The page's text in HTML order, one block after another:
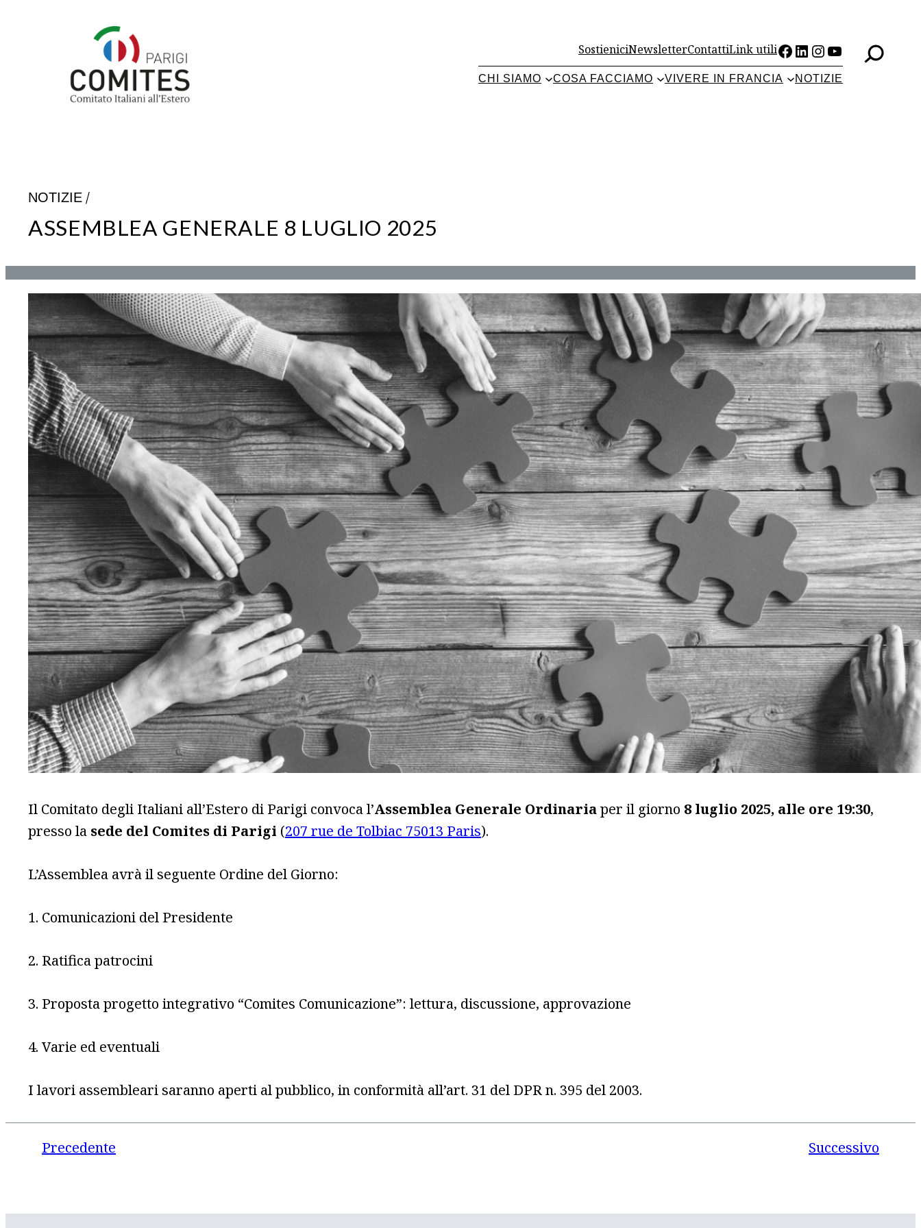
SostieniciNewsletterContattiLink utiliFacebook
LinkedIn
Instagram
YouTube
CHI SIAMO COSA FACCIAMO VIVERE IN FRANCIA NOTIZIE
NOTIZIE /
ASSEMBLEA GENERALE 8 LUGLIO 2025
Il Comitato degli Italiani all’Estero di Parigi convoca l’Assemblea Generale Ordinariaper il giorno 8 luglio 2025, alle ore 19:30,
presso la sede del Comites di Parigi (207 rue de Tolbiac 75013 Paris).
L’Assemblea avrà il seguente Ordine del Giorno:
1. Comunicazioni del Presidente
2. Ratifica patrocini
3. Proposta progetto integrativo “Comites Comunicazione”: lettura, discussione, approvazione
4. Varie ed eventuali
I lavori assembleari saranno aperti al pubblico, in conformità all’art. 31 del DPR n. 395 del 2003.
Precedente Successivo